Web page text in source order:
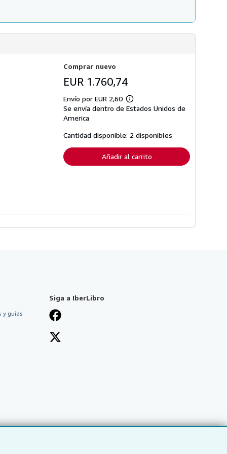
Comprar nuevo
EUR 1.760,74
Envío por EUR 2,60
Más
información
tarifas
de
envío
Se envía dentro de Estados Unidos de
America
Cantidad disponible: 2 disponibles
Añadir al carrito
y guías
Siga a IberLibro